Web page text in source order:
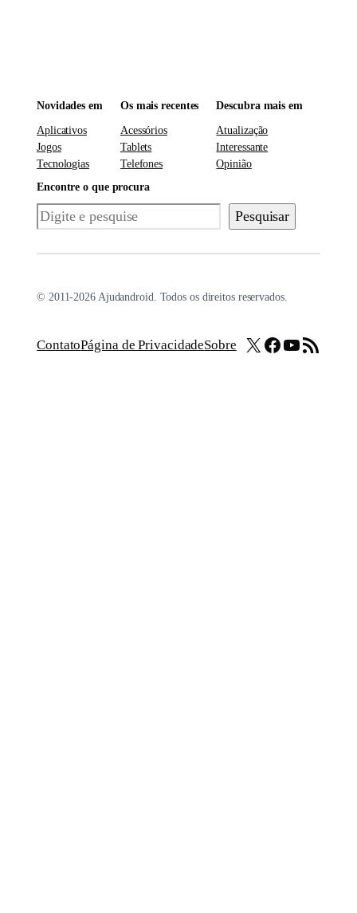
Novidades em
Aplicativos
Jogos
Tecnologias
Os mais recentes
Acessórios
Tablets
Telefones
Descubra mais em
Atualização
Interessante
Opinião
Encontre o que procura
Pesquisar Pesquisar
© 2011-2026 Ajudandroid. Todos os direitos reservados.
ContatoPágina de PrivacidadeSobre X Facebook
Youtube
Feed RSS